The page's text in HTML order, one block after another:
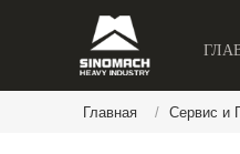
Главная Сервис и